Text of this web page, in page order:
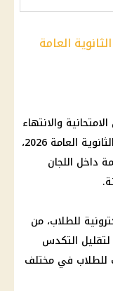
العامة
والانتهاء
من الإجراءات التنظيمية الخاصة بامتحانات الثانوية العامة 2026،
داخل اللجان
للطلاب، من
لتقليل التكدس
للطلاب في مختلف